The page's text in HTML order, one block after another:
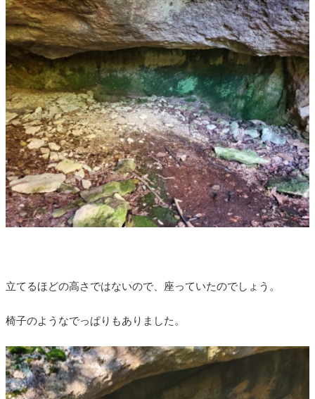
立てるほどの高さではないので、座っていたのでしょう。
椅子のようなでっぱりもありました。